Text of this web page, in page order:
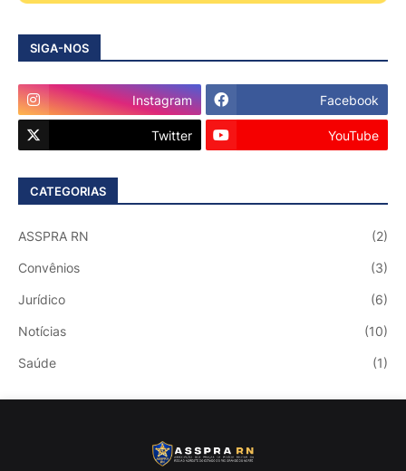
SIGA-NOS
Instagram Facebook
Twitter YouTube
CATEGORIAS
ASSPRA RN (2)
Convênios (3)
Jurídico (6)
Notícias (10)
Saúde (1)